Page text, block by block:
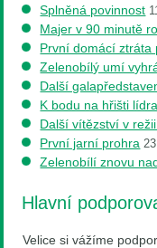
Splněná povinnost
Majer v 90 minutě
První domácí ztráta
Zelenobílý umí
Další
K bodu na hřišti
Další vítězství v
První jarní prohra
Zelenobílí znovu
Hlavní
Velice si vážíme